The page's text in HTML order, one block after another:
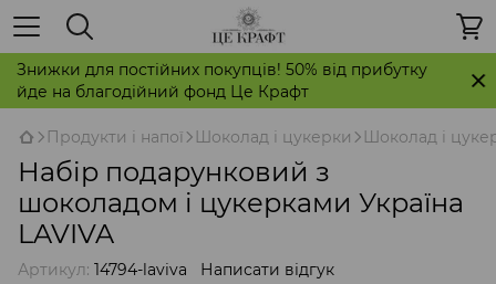
Знижки для постійних покупців! 50% від прибутку
йде на благодійний фонд Це Крафт
Продукти і напої Шоколад і цукерки Шоколад і
Набір подарунковий з
шоколадом і цукерками Україна
LAVIVA
Артикул: 14794-laviva Написати відгук